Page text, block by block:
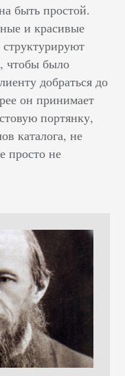
быть простой.
и красивые
чтобы было
добраться до
он принимает
портянку,
каталога, не
просто не